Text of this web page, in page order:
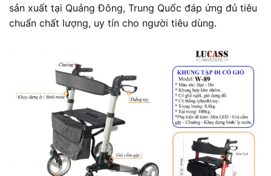
sản xuất tại Quảng Đông, Trung Quốc đáp ứng đủ tiêu
chuẩn chất lượng, uy tín cho người tiêu dùng.